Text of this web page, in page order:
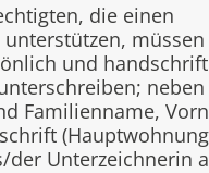
die einen
müssen
und
Familienname,
der Unterzeichnerin